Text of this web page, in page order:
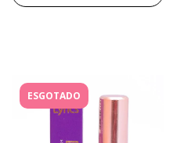
ESGOTADO